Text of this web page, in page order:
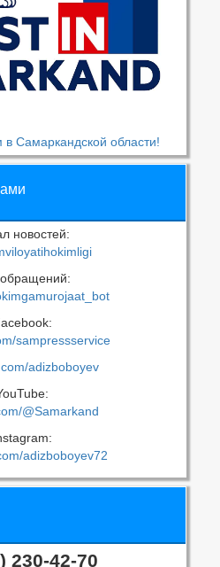
в Самаркандской области!
новостей:
sampressservice
adizboboyev
@Samarkand
adizboboyev72
230-42-70